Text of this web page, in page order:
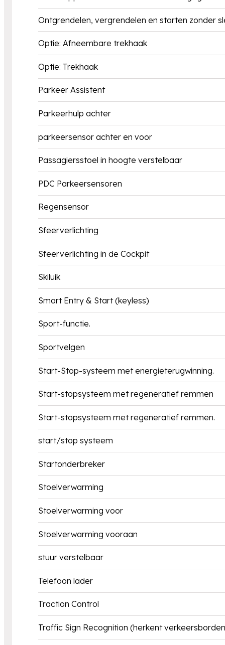
Ontgrendelen, vergrendelen en starten zonder
Optie: Afneembare trekhaak
Optie: Trekhaak
Parkeer Assistent
Parkeerhulp achter
parkeersensor achter en voor
Passagiersstoel in hoogte verstelbaar
PDC Parkeersensoren
Regensensor
Sfeerverlichting
Sfeerverlichting in de Cockpit
Skiluik
Smart Entry & Start (keyless)
Sport-functie.
Sportvelgen
Start-Stop-systeem met energieterugwinning.
Start-stopsysteem met regeneratief remmen
Start-stopsysteem met regeneratief remmen.
start/stop systeem
Startonderbreker
Stoelverwarming
Stoelverwarming voor
Stoelverwarming vooraan
stuur verstelbaar
Telefoon lader
Traction Control
Traffic Sign Recognition (herkent